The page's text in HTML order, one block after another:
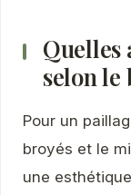
selon le
Pour un
broyés et le
une